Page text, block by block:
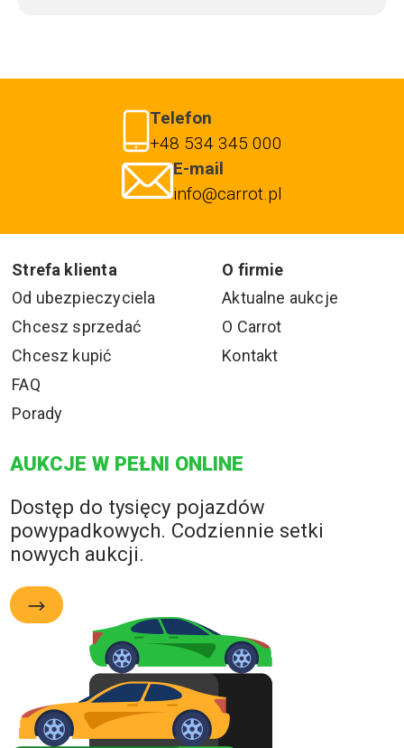
Telefon
+48 534 345 000
E-mail
info@carrot.pl
Strefa klienta
O firmie
Od ubezpieczyciela
Chcesz sprzedać
Chcesz kupić
FAQ
Porady
Aktualne aukcje
O Carrot
Kontakt
AUKCJE W PEŁNI ONLINE
Dostęp do tysięcy pojazdów
powypadkowych. Codziennie setki
nowych aukcji.